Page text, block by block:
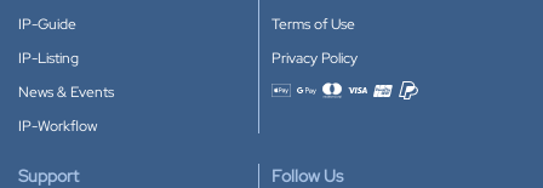
IP-Guide
IP-Listing
News & Events
IP-Workflow
Terms of Use
Privacy Policy
Accepted payment methods
Support Follow Us